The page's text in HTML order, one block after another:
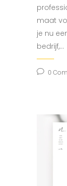
maat
je nu
bedrijf,...
0